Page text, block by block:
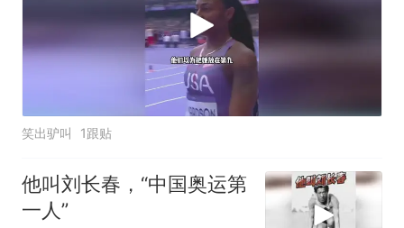
笑出驴叫 1跟贴
他叫刘长春，“中国奥运第
一人”